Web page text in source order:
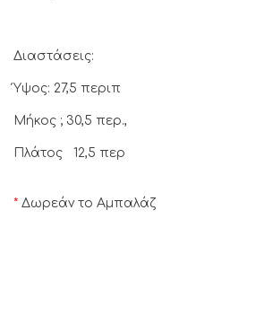
Διαστάσεις:
Ύψος: 27,5 περιπ
Μήκος ; 30,5 περ.,
Πλάτος 12,5 περ
* Δωρεάν το Αμπαλάζ